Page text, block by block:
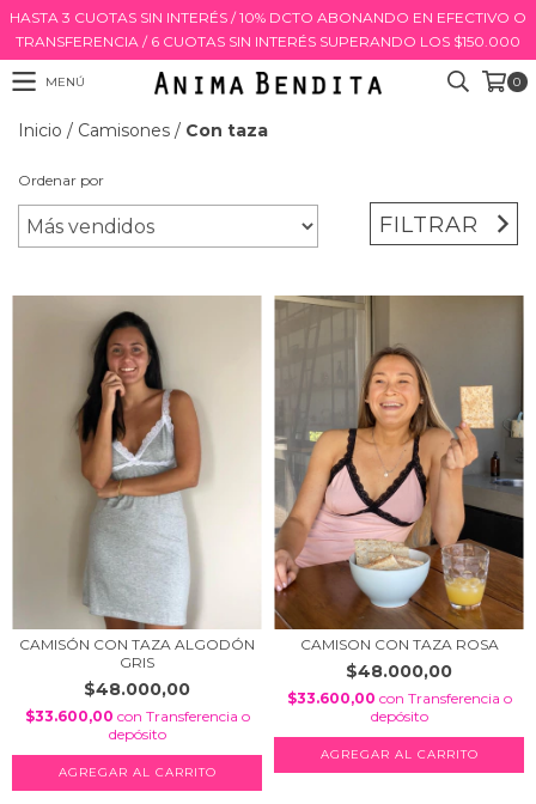
HASTA 3 CUOTAS SIN INTERÉS / 10% DCTO ABONANDO EN EFECTIVO O
TRANSFERENCIA / 6 CUOTAS SIN INTERÉS SUPERANDO LOS $150.000
MENÚ 0
Inicio / Camisones / Con taza
Ordenar por
FILTRAR
CAMISÓN CON TAZA ALGODÓN
GRIS
$48.000,00
$33.600,00 con Transferencia o
depósito
AGREGAR AL CARRITO
CAMISON CON TAZA ROSA
$48.000,00
$33.600,00 con Transferencia o
depósito
AGREGAR AL CARRITO